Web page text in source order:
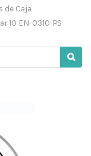
de Caja
10 EN-0310-PS